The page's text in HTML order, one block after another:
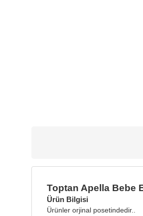
Toptan Apella Bebe
Ürün Bilgisi
Ürünler orjinal posetindedir..